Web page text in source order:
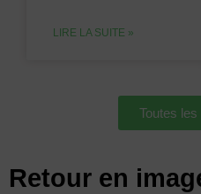
LIRE LA SUITE »
Toutes
Retour en